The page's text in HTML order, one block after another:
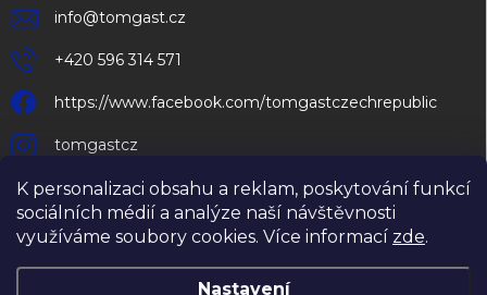
K personalizaci obsahu a reklam, poskytování funkcí
sociálních médií a analýze naší návštěvnosti
využíváme soubory cookies. Více informací zde.
Nastavení
info@tomgast.cz
+420 596 314 571
https://www.facebook.com/tomgastczechrepublic
tomgastcz